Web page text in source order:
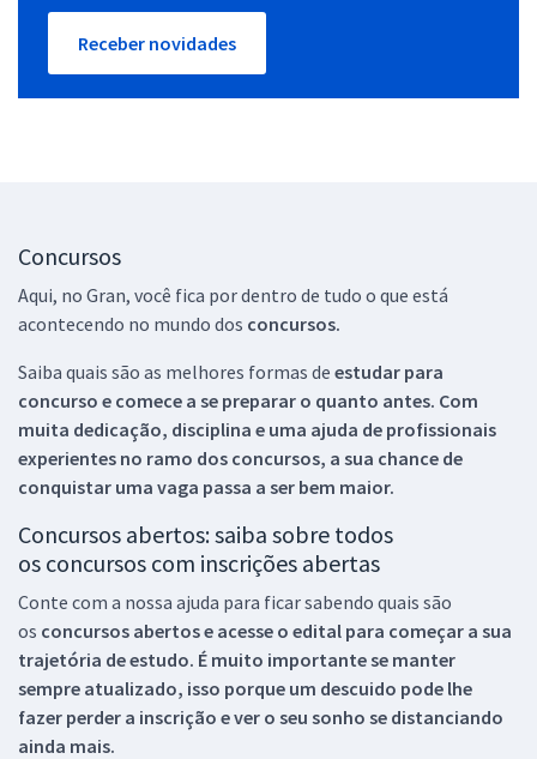
Receber novidades
Concursos
Aqui, no Gran, você fica por dentro de tudo o que está
acontecendo no mundo dos concursos.
Saiba quais são as melhores formas de estudar para
concurso e comece a se preparar o quanto antes. Com
muita dedicação, disciplina e uma ajuda de profissionais
experientes no ramo dos concursos, a sua chance de
conquistar uma vaga passa a ser bem maior.
Concursos abertos: saiba sobre todos
os concursos com inscrições abertas
Conte com a nossa ajuda para ficar sabendo quais são
os concursos abertos e acesse o edital para começar a sua
trajetória de estudo. É muito importante se manter
sempre atualizado, isso porque um descuido pode lhe
fazer perder a inscrição e ver o seu sonho se distanciando
ainda mais.